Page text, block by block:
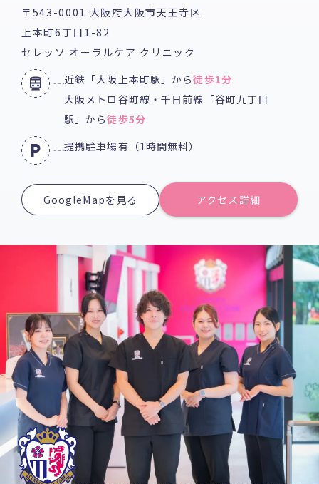
〒543-0001 大阪府大阪市天王寺区
上本町6丁目1-82
セレッソ オーラルケア クリニック
近鉄「大阪上本町駅」から徒歩1分
大阪メトロ谷町線・千日前線「谷町九丁目
駅」から徒歩5分
提携駐車場有（1時間無料）
GoogleMapを見る アクセス詳細